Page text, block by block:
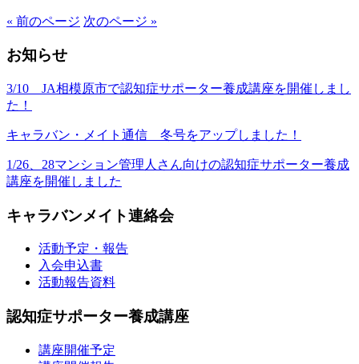
« 前のページ 次のページ »
お知らせ
3/10 JA相模原市で認知症サポーター養成講座を開催しまし
た！
キャラバン・メイト通信 冬号をアップしました！
1/26、28マンション管理人さん向けの認知症サポーター養成
講座を開催しました
キャラバンメイト連絡会
活動予定・報告
入会申込書
活動報告資料
認知症サポーター養成講座
講座開催予定